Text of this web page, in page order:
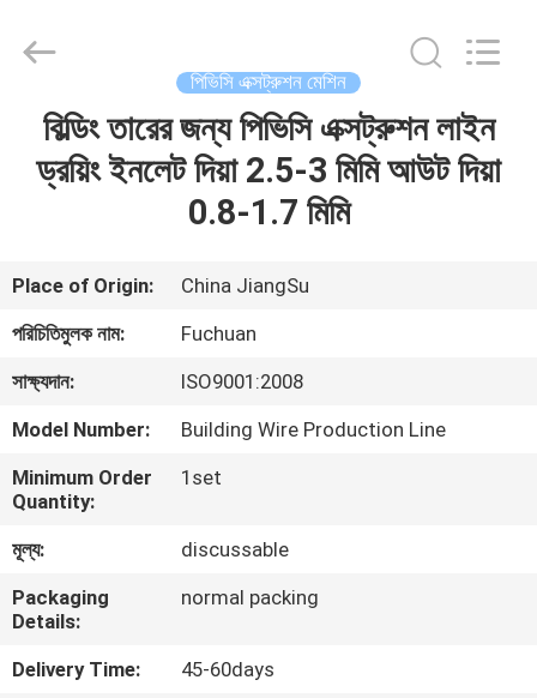
বাড়ি
ভিডিও
শো
আমাদের
সম্পর্কে
কারখানা
পরিদর্শন
and
Mechanical
Reserved.
পিভিসি এক্সট্রুশন মেশিন
বিল্ডিং তারের জন্য পিভিসি এক্সট্রুশন লাইন
ড্রয়িং ইনলেট দিয়া 2.5-3 মিমি আউট দিয়া
0.8-1.7 মিমি
Place of Origin:
China JiangSu
পরিচিতিমুলক নাম:
Fuchuan
সাক্ষ্যদান:
ISO9001:2008
Model Number:
Building Wire Production Line
Minimum Order
Quantity:
1set
মূল্য:
discussable
Packaging
Details:
normal packing
Delivery Time:
45-60days